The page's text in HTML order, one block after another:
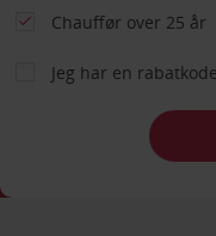
Chauffør over 25 år
Jeg har en rabatkode